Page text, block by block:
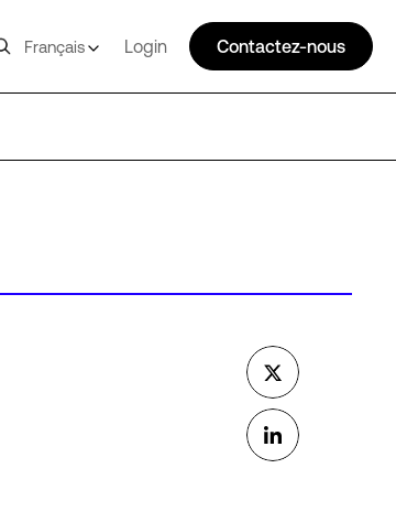
Français Login Contactez-nous